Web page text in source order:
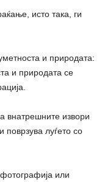
исто така, ги
и природата:
и природата се
внатрешните извори
поврзува луѓето со
или